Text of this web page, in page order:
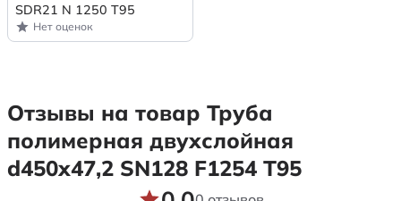
SDR21 N 1250 Т95
Нет оценок
Отзывы на товар Труба
полимерная двухслойная
d450х47,2 SN128 F1254 Т95